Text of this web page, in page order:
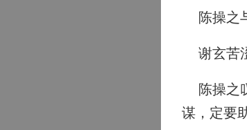
陈操之
谢玄苦
陈操之
谋，定要